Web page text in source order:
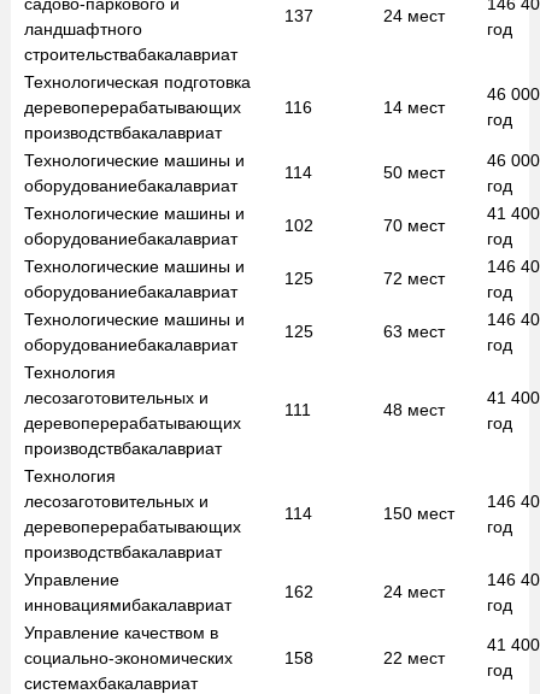
ландшафтного
строительствабакалавриат
137 24 мест
год
Технологическая подготовка
деревоперерабатывающих
производствбакалавриат
116 14 мест
46
год
Технологические машины и
оборудованиебакалавриат
114 50 мест
46
год
Технологические машины и
оборудованиебакалавриат
102 70 мест
41
год
Технологические машины и
оборудованиебакалавриат
125 72 мест
146
год
Технологические машины и
оборудованиебакалавриат
125 63 мест
146
год
Технология
лесозаготовительных и
деревоперерабатывающих
производствбакалавриат
111 48 мест
41
год
Технология
лесозаготовительных и
деревоперерабатывающих
производствбакалавриат
114 150 мест
146
год
Управление
инновациямибакалавриат
162 24 мест
146
год
Управление качеством в
социально-экономических
системахбакалавриат
158 22 мест
41
год